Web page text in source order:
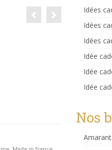
Idées
Idées
Idées
Idée
Idée
Idée
Nos